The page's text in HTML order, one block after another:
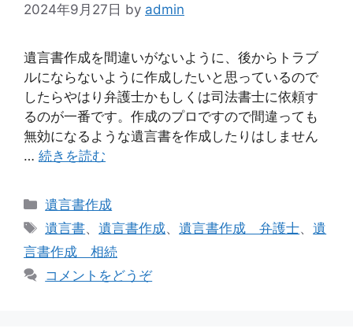
2024年9月27日 by admin
遺言書作成を間違いがないように、後からトラブ
ルにならないように作成したいと思っているので
したらやはり弁護士かもしくは司法書士に依頼す
るのが一番です。作成のプロですので間違っても
無効になるような遺言書を作成したりはしません
… 続きを読む
カ
テ
リ
ー
遺言書作成
タ
グ
遺言書、遺言書作成、遺言書作成 弁護士、遺
言書作成 相続
コメントをどうぞ